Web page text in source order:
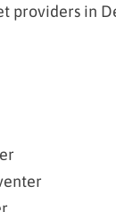
providers in